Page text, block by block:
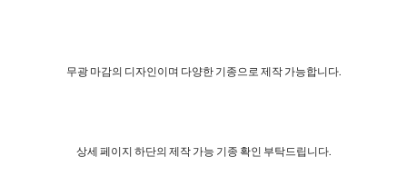
무광 마감의 디자인이며 다양한 기종으로 제작 가능합니다.
상세 페이지 하단의 제작 가능 기종 확인 부탁드립니다.